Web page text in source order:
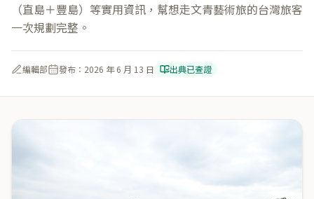
（直島＋豐島）等實用資訊，幫想走文青藝術旅的台灣旅客
一次規劃完整。
編輯部 發布： 2026 年 6 月 13 日 出典已查證